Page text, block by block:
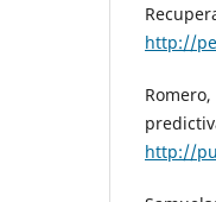
http://
http://